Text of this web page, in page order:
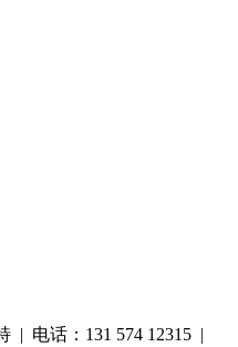
| 电话：131 574 12315 |